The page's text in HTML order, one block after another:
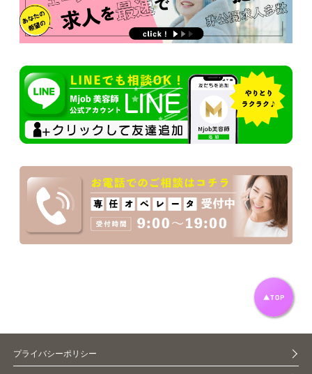
プライバシーポリシー